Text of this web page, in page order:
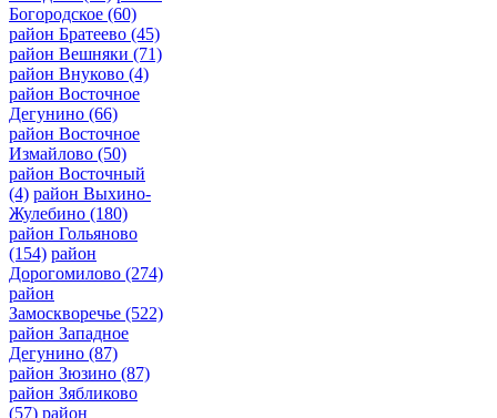
Богородское (60)
район Братеево (45)
район Вешняки (71)
район Внуково (4)
район Восточное
Дегунино (66)
район Восточное
Измайлово (50)
район Восточный
(4) район Выхино-
Жулебино (180)
район Гольяново
(154) район
Дорогомилово (274)
район
Замоскворечье (522)
район Западное
Дегунино (87)
район Зюзино (87)
район Зябликово
(57) район